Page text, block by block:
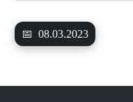
📅 08.03.2023